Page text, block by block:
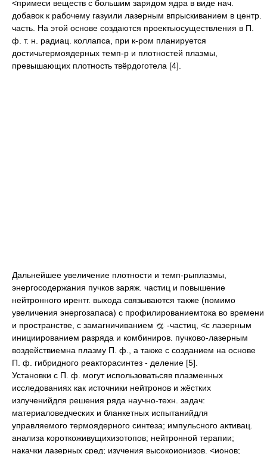
<примеси веществ с большим зарядом ядра в виде нач.
добавок к рабочему газуили лазерным впрыскиванием в центр.
часть. На этой основе создаются проектыосуществления в П.
ф. т. н. радиац. коллапса, при к-ром планируется
достичьтермоядерных темп-р и плотностей плазмы,
превышающих плотность твёрдоготела [4].
Дальнейшее увеличение плотности и темп-рыплазмы,
энергосодержания пучков заряж. частиц и повышение
нейтронного ирентг. выхода связываются также (помимо
увеличения энергозапаса) с профилированиемтока во времени
и пространстве, с замагничиванием
-частиц, <с лазерным
инициированием разряда и комбиниров. пучково-лазерным
воздействиемна плазму П. ф., а также с созданием на основе
П. ф. гибридного реакторасинтез - деление [5].
Установки с П. ф. могут использоватьсяв плазменных
исследованиях как источники нейтронов и жёстких
излученийдля решения ряда научно-техн. задач:
материаловедческих и бланкетных испытанийдля
управляемого термоядерного синтеза; импульсного активац.
анализа короткоживущихизотопов; нейтронной терапии;
накачки лазерных сред; изучения высокоионизов. <ионов;